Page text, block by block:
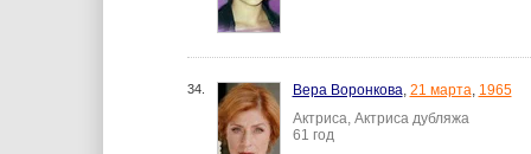
34. Вера Воронкова, 21 марта, 1965
Актриса, Актриса дубляжа
61 год